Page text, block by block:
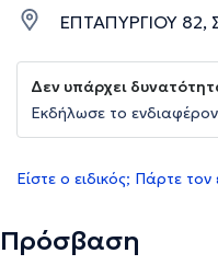
ΕΠΤΑΠΥΡΓΙΟΥ 82,
Δεν υπάρχει
Εκδήλωσε το
Είστε ο ειδικός; Πάρτε
Πρόσβαση